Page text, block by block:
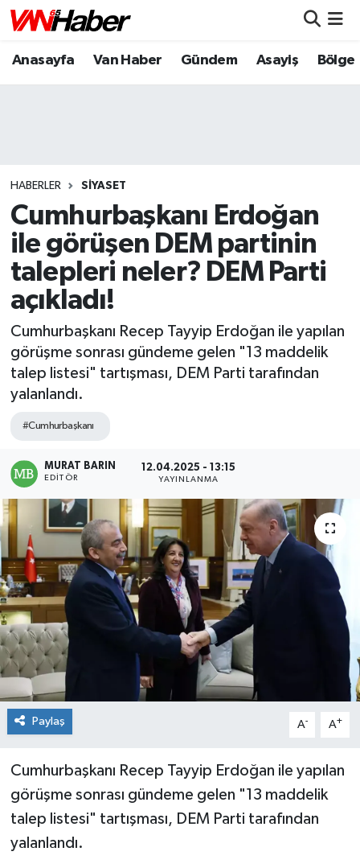
Anasayfa Van Haber Gündem Asayiş Bölge
HABERLER SIYASET
Cumhurbaşkanı Erdoğan
ile görüşen DEM partinin
talepleri neler? DEM Parti
açıkladı!
Cumhurbaşkanı Recep Tayyip Erdoğan ile yapılan
görüşme sonrası gündeme gelen "13 maddelik
talep listesi" tartışması, DEM Parti tarafından
yalanlandı.
#Cumhurbaşkanı
MURAT BARIN
EDITÖR
12.04.2025 - 13:15
YAYINLANMA
Paylaş A- A+
Cumhurbaşkanı Recep Tayyip Erdoğan ile yapılan
görüşme sonrası gündeme gelen "13 maddelik
talep listesi" tartışması, DEM Parti tarafından
yalanlandı.
Nöbetçi Eczaneler
Puan Durumu ve Fikstür
Tüm Manşetler
Son Dakika Haberleri
Haber Arşivi